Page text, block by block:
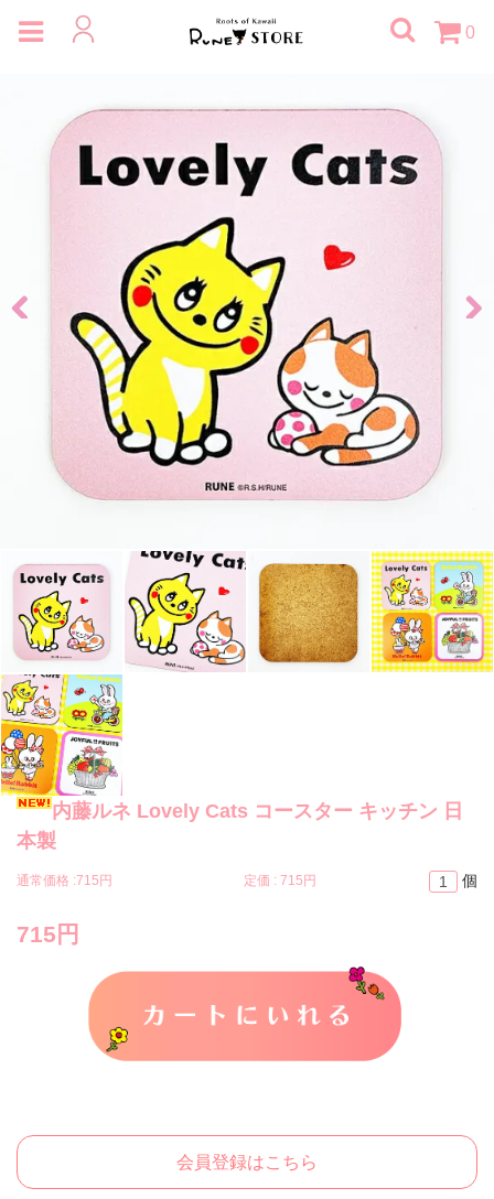
0
Previous
内藤ルネ Lovely Cats コースター キッチン 日
本製
通常価格 :715円 定価 : 715円
715円
個
カートに入れる
会員登録はこちら